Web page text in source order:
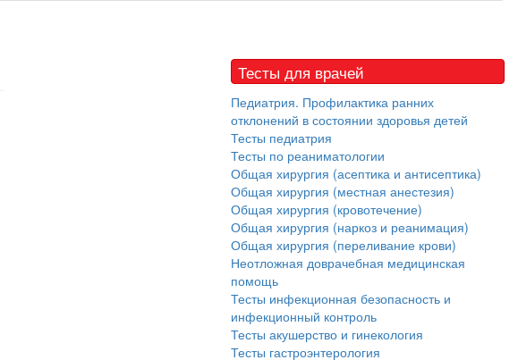
Тесты для врачей
Педиатрия. Профилактика ранних
отклонений в состоянии здоровья детей
Тесты педиатрия
Тесты по реаниматологии
Общая хирургия (асептика и антисептика)
Общая хирургия (местная анестезия)
Общая хирургия (кровотечение)
Общая хирургия (наркоз и реанимация)
Общая хирургия (переливание крови)
Неотложная доврачебная медицинская
помощь
Тесты инфекционная безопасность и
инфекционный контроль
Тесты акушерство и гинекология
Тесты гастроэнтерология